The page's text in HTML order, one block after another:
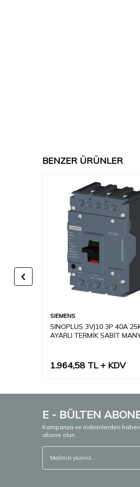
BENZER ÜRÜNLER
SIEMENS
SINOPLUS 3VJ10 3P 40A
AYARLI TERMİK SABİT
1.964,58 TL KDV
E - BÜLTEN
Kampanya ve indirimlerden
abone olun.